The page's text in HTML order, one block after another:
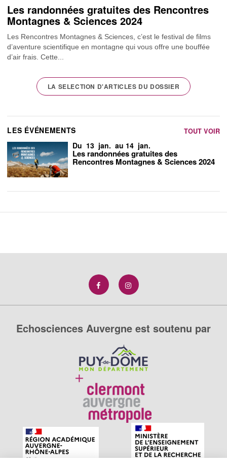
Les randonnées gratuites des Rencontres
Montagnes & Sciences 2024
Les Rencontres Montagnes & Sciences, c’est le festival de films
d’aventure scientifique en montagne qui vous offre une bouffée
d’air frais. Cette...
LA SELECTION D'ARTICLES DU DOSSIER
TOUT VOIR
LES ÉVÉNEMENTS
Du 13 jan. au 14 jan.
Les randonnées gratuites des
Rencontres Montagnes & Sciences 2024
Echosciences Auvergne est soutenu par